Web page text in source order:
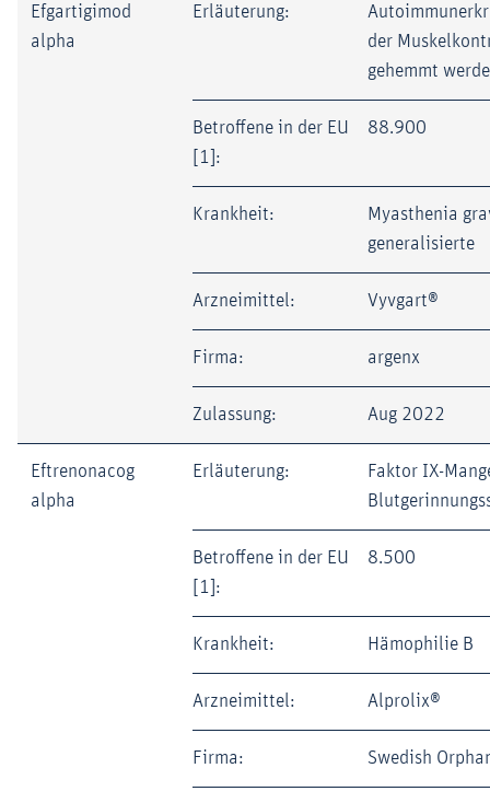
Efgartigimod
alpha
Erläuterung:
der
gehemmt
Betroffene in der EU
[1]:
88.900
Krankheit:
Myasthenia
generalisierte
Arzneimittel: Vyvgart®
Firma: argenx
Zulassung: Aug 2022
Eftrenonacog
alpha
Erläuterung:
Faktor IX-
Betroffene in der EU
[1]:
8.500
Krankheit: Hämophilie B
Arzneimittel: Alprolix®
Firma: Swedish